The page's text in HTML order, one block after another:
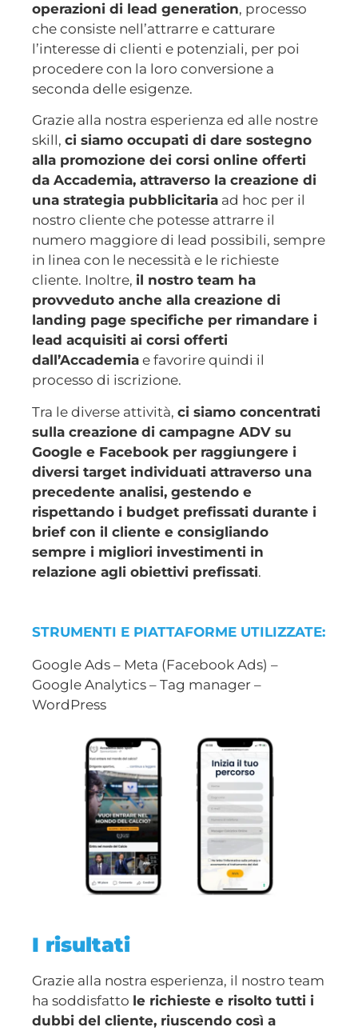
operazioni di lead generation, processo
che consiste nell’attrarre e catturare
l’interesse di clienti e potenziali, per poi
procedere con la loro conversione a
seconda delle esigenze.
Grazie alla nostra esperienza ed alle nostre
skill, ci siamo occupati di dare sostegno
alla promozione dei corsi online offerti
da Accademia, attraverso la creazione di
una strategia pubblicitaria ad hoc per il
nostro cliente che potesse attrarre il
numero maggiore di lead possibili, sempre
in linea con le necessità e le richieste
cliente. Inoltre, il nostro team ha
provveduto anche alla creazione di
landing page specifiche per rimandare i
lead acquisiti ai corsi offerti
dall’Accademia e favorire quindi il
processo di iscrizione.
Tra le diverse attività, ci siamo concentrati
sulla creazione di campagne ADV su
Google e Facebook per raggiungere i
diversi target individuati attraverso una
precedente analisi, gestendo e
rispettando i budget prefissati durante i
brief con il cliente e consigliando
sempre i migliori investimenti in
relazione agli obiettivi prefissati.
STRUMENTI E PIATTAFORME UTILIZZATE:
Google Ads – Meta (Facebook Ads) –
Google Analytics – Tag manager –
WordPress
I risultati
Grazie alla nostra esperienza, il nostro team
ha soddisfatto le richieste e risolto tutti i
dubbi del cliente, riuscendo così a